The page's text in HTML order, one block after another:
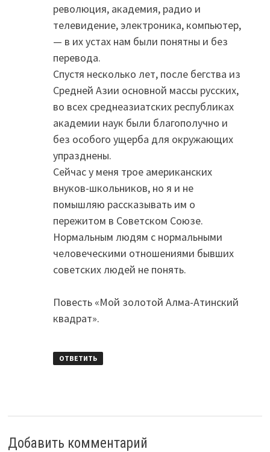
революция, академия, радио и
телевидение, электроника, компьютер,
— в их устах нам были понятны и без
перевода.
Спустя несколько лет, после бегства из
Средней Азии основной массы русских,
во всех среднеазиатских республиках
академии наук были благополучно и
без особого ущерба для окружающих
упразднены.
Сейчас у меня трое американских
внуков-школьников, но я и не
помышляю рассказывать им о
пережитом в Советском Союзе.
Нормальным людям с нормальными
человеческими отношениями бывших
советских людей не понять.
Повесть «Мой золотой Алма-Атинский
квадрат».
ОТВЕТИТЬ
Добавить комментарий